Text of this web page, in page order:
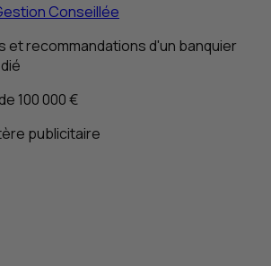
Conseillée
et recommandations d'un banquier
100 000 €
publicitaire